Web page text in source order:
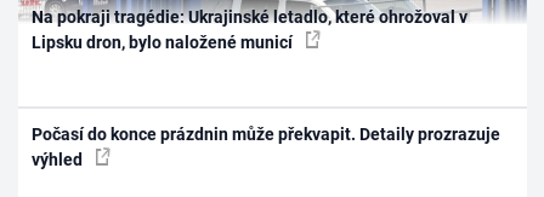
Na pokraji tragédie: Ukrajinské letadlo, které ohrožoval v
Lipsku dron, bylo naložené municí
Počasí do konce prázdnin může překvapit. Detaily prozrazuje
výhled